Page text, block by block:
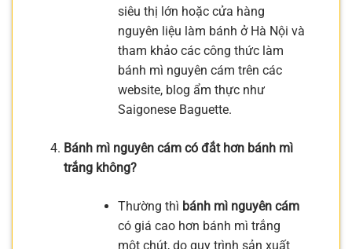
siêu thị lớn hoặc cửa hàng
nguyên liệu làm bánh ở Hà Nội và
tham khảo các công thức làm
bánh mì nguyên cám trên các
website, blog ẩm thực như
Saigonese Baguette.
Bánh mì nguyên cám có đắt hơn bánh mì
trắng không?
Thường thì bánh mì nguyên cám
có giá cao hơn bánh mì trắng
một chút, do quy trình sản xuất